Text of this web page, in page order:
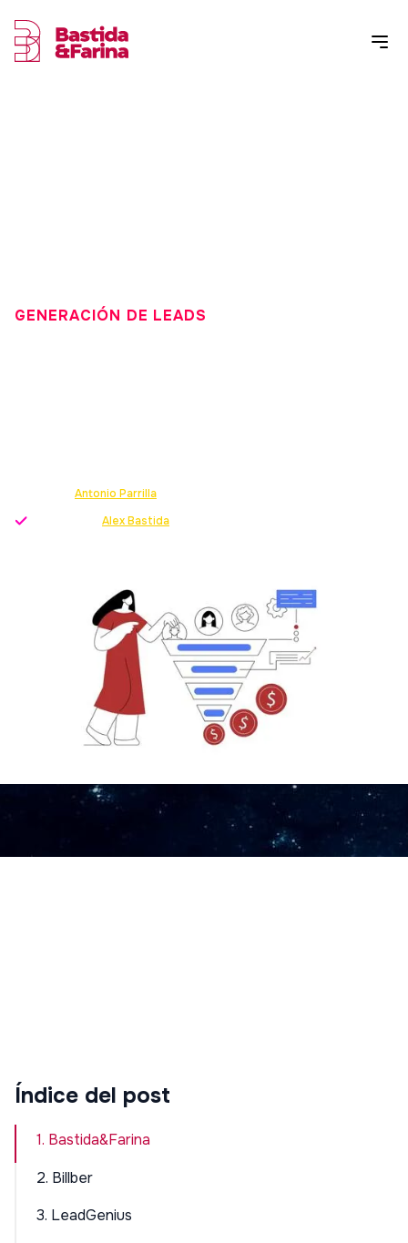
GENERACIÓN DE LEADS
Antonio Parrilla
Alex Bastida
Índice del post
1. Bastida&Farina
2. Billber
3. LeadGenius